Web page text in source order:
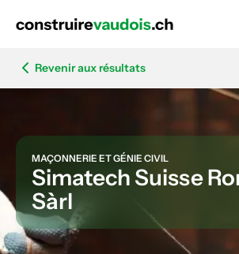
Revenir aux résultats
MAÇONNERIE ET GÉNIE CIVIL
Simatech Suisse
Sàrl